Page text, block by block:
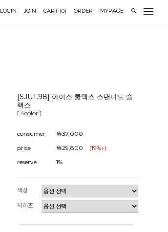
LOGIN JOIN CART (0) ORDER MYPAGE
[SJUT.98] 아이스 쿨맥스 스탠다드 슬
랙스
[ 4color ]
consumer
￦37,000
price
￦29,800 (19%↓)
reserve
1%
색상
사이즈